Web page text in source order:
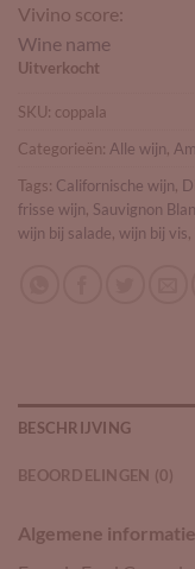
Vivino score:
Wine name
Uitverkocht
SKU: coppala
Categorieën: Alle wijn,
Tags: Californische wijn,
frisse wijn, Sauvignon
wijn bij salade, wijn bij vis,
BESCHRIJVING
BEOORDELINGEN (0)
Algemene informatie